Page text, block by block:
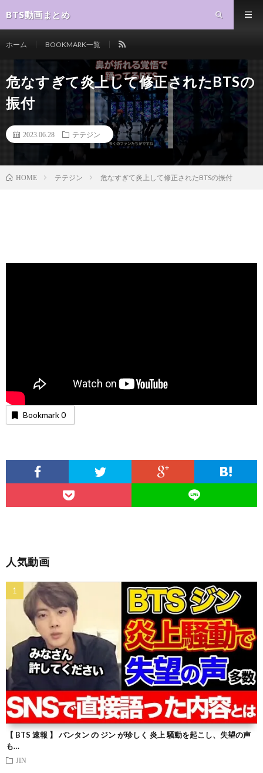
BTS動画まとめ
ホーム BOOKMARK一覧
危なすぎて炎上して修正されたBTSの
振付
2023.06.28 テテジン
HOME テテジン 危なすぎて炎上して修正されたBTSの振付
Bookmark0
人気動画
【 BTS 速報 】 バンタン の ジン が珍しく 炎上 騒動を起こし、失望の声
も…
JIN